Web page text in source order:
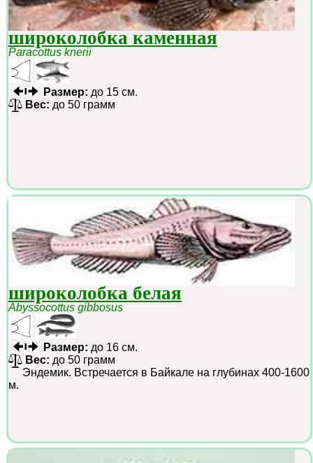
широколобка каменная
Paracottus knerii
Размер: до 15 см.
Вес: до 50 грамм
широколобка белая
Abyssocottus gibbosus
Размер: до 16 см.
Вес: до 50 грамм
Эндемик. Встречается в Байкале на глубинах 400-1600
м.